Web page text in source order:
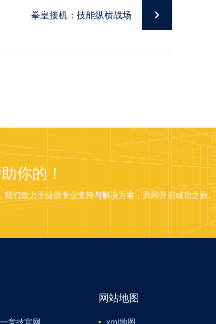
拳皇接机：技能纵横战场
你的！
们致力于提供专业支持与解决方案，共同开启成功之旅。
竞技官网
网站地图
xml地图